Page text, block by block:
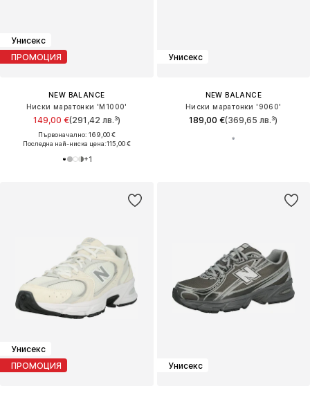
Унисекс
ПРОМОЦИЯ
NEW BALANCE
Ниски маратонки 'M1000'
149,00 €(291,42 лв.³)
Първоначално: 169,00 €
Последна най-ниска цена:115,00 €
+1
Унисекс
NEW BALANCE
Ниски маратонки '9060'
189,00 €(369,65 лв.³)
Унисекс
ПРОМОЦИЯ
Унисекс